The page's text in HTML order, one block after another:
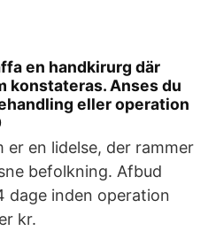
en handkirurg där
konstateras. Anses du
eller operation
er en lidelse, der rammer
befolkning. Afbud
dage inden operation
kr.